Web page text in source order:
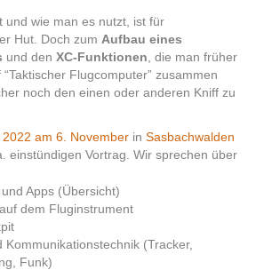
n
und wie man es nutzt, ist für
Hut. Doch zum Aufbau eines
und den XC-Funktionen , die man früher
Flugcomputer” zusammen
noch den einen oder anderen Kniff zu
am 6. November in Sasbachwalden
einstündigen Vortrag. Wir sprechen über
Apps (Übersicht)
dem Fluginstrument
Kommunikationstechnik (Tracker,
Funk)